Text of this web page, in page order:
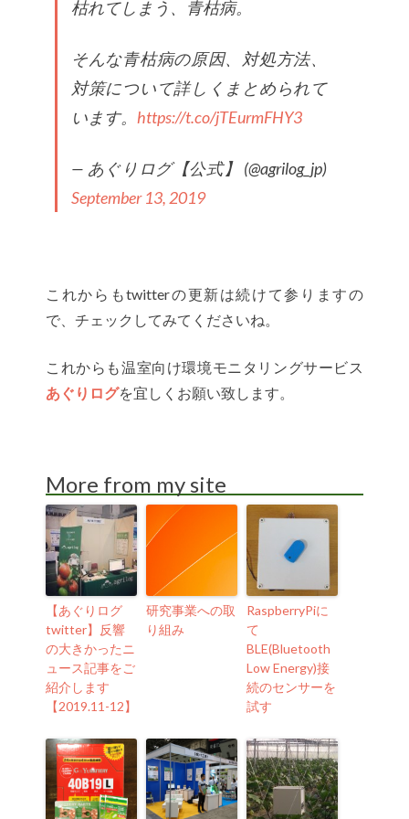
枯れてしまう、青枯病。
そんな青枯病の原因、対処方法、
対策について詳しくまとめられて
います。 https://t.co/jTEurmFHY3
— あぐりログ【公式】 (@agrilog_jp)
September 13, 2019
これからもtwitterの更新は続けて参りますの
で、チェックしてみてくださいね。
これからも温室向け環境モニタリングサービス
あぐりログを宜しくお願い致します。
More from my site
【あぐりログ
twitter】反響
の大きかったニ
ュース記事をご
紹介します
【2019.11-12】
研究事業への取
り組み
RaspberryPiに
て
BLE(Bluetooth
Low Energy)接
続のセンサーを
試す